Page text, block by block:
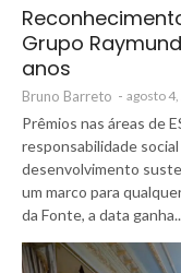
Grupo
anos
Bruno Barreto - agosto
Prêmios nas áreas de
responsabilidade
desenvolvimento
um marco para
da Fonte, a data